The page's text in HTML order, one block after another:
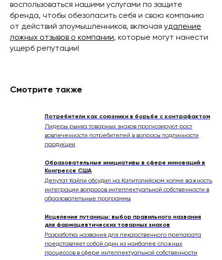
воспользоваться нашими услугами по защите
бренда, чтобы обезопасить себя и свою компанию
от действий злоумышленников, включая удаление
ложных отзывов о компании, которые могут нанести
ущерб репутации!
Смотрите также
Потребители как союзники в борьбе с контрафактом
Лидеры рынка товарных знаков прогнозируют рост
вовлеченности потребителей в вопросы подлинности
продукции
Образовательные инициативы в сфере инноваций в
Конгрессе США
Депутат Кайли обсудил на Капитолийском холме важность
интеграции вопросов интеллектуальной собственности в
образовательные программы
Исцеление путаницы: выбор правильного названия
для фармацевтических товарных знаков
Разработка названия для лекарственного препарата
представляет собой один из наиболее сложных
процессов в сфере интеллектуальной собственности